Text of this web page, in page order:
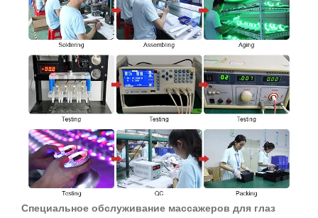
Специальное обслуживание массажеров для глаз